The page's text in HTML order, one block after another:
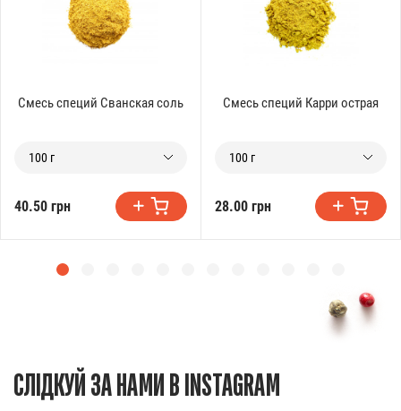
Смесь специй Сванская соль
100 г
40.50 грн
Смесь специй Карри острая
100 г
28.00 грн
СЛІДКУЙ ЗА НАМИ В INSTAGRAM